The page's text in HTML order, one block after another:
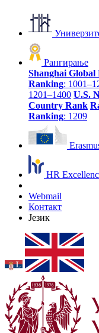
Рангирање
Shanghai Global
Ranking:
1201–1400 U.S.
Country Rank
Ranking: 1209
HR
Webmail
Контакт
Језик